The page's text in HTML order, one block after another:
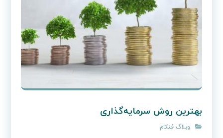
بهترین روش سرمایه‌گذاری
وبلاگ فنکام